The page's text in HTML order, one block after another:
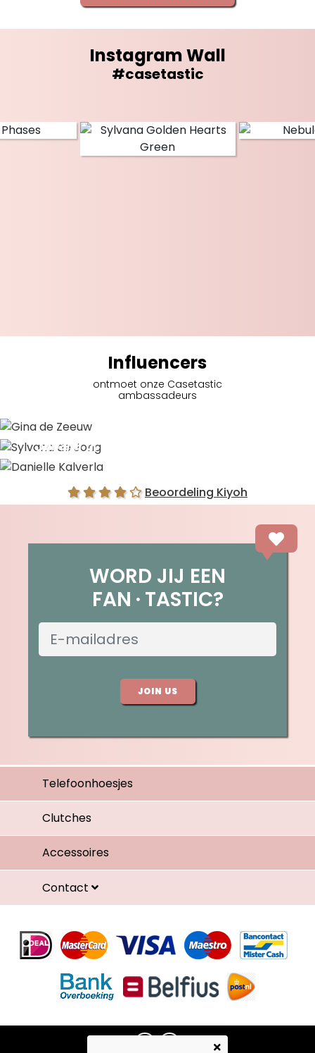
Instagram Wall
#casetastic
Influencers
ontmoet onze Casetastic
ambassadeurs
Sylvana de Jong
Beoordeling Kiyoh
WORD JIJ EEN
FAN TASTIC?
JOIN US
Telefoonhoesjes
Clutches
Accessoires
Contact